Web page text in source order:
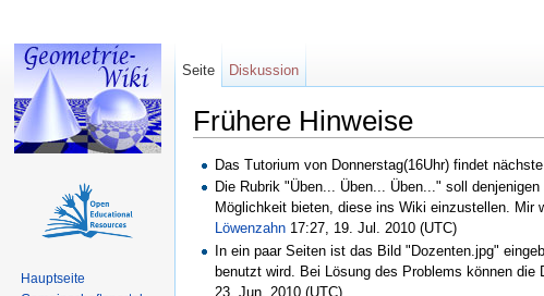
Frühere Hinweise
Das Tutorium von Donnerstag(16Uhr) findet
Die Rubrik "Üben... Üben... Üben..." soll
Möglichkeit bieten, diese ins Wiki einzustellen. Mir
Löwenzahn 17:27, 19. Jul. 2010 (UTC)
In ein paar Seiten ist das Bild "Dozenten.jpg"
benutzt wird. Bei Lösung des Problems können
23. Jun. 2010 (UTC)
Seite Diskussion
Hauptseite